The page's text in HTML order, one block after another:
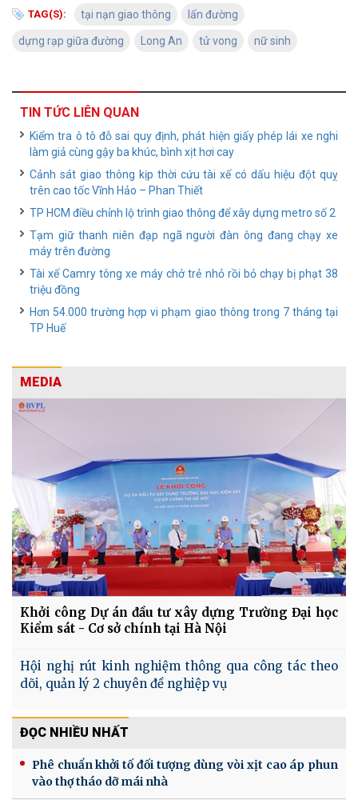
TAG(S): tại nạn giao thông lấn đường
dựng rạp giữa đường Long An tử vong nữ sinh
TIN TỨC LIÊN QUAN
Kiểm tra ô tô đỗ sai quy định, phát hiện giấy phép lái xe nghi
làm giả cùng gậy ba khúc, bình xịt hơi cay
Cảnh sát giao thông kịp thời cứu tài xế có dấu hiệu đột quỵ
trên cao tốc Vĩnh Hảo – Phan Thiết
TP HCM điều chỉnh lộ trình giao thông để xây dựng metro số 2
Tạm giữ thanh niên đạp ngã người đàn ông đang chạy xe
máy trên đường
Tài xế Camry tông xe máy chở trẻ nhỏ rồi bỏ chạy bị phạt 38
triệu đồng
Hơn 54.000 trường hợp vi phạm giao thông trong 7 tháng tại
TP Huế
MEDIA
Khởi công Dự án đầu tư xây dựng Trường Đại học
Kiểm sát - Cơ sở chính tại Hà Nội
Hội nghị rút kinh nghiệm thông qua công tác theo
dõi, quản lý 2 chuyên đề nghiệp vụ
ĐỌC NHIỀU NHẤT
Phê chuẩn khởi tố đối tượng dùng vòi xịt cao áp phun
vào thợ tháo dỡ mái nhà